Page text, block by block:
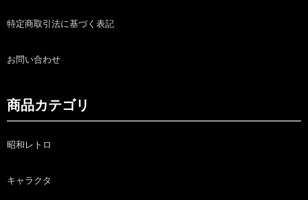
特定商取引法に基づく表記
お問い合わせ
商品カテゴリ
昭和レトロ
キャラクタ